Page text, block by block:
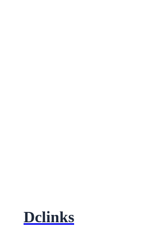
Dclinks